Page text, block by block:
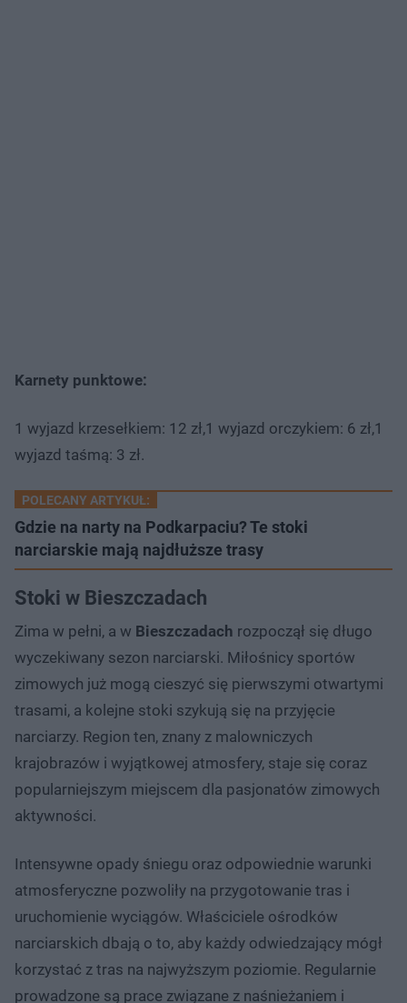
Karnety punktowe:
1 wyjazd krzesełkiem: 12 zł,1 wyjazd orczykiem: 6 zł,1
wyjazd taśmą: 3 zł.
POLECANY ARTYKUŁ:
Gdzie na narty na Podkarpaciu? Te stoki
narciarskie mają najdłuższe trasy
Stoki w Bieszczadach
Zima w pełni, a w Bieszczadach rozpoczął się długo
wyczekiwany sezon narciarski. Miłośnicy sportów
zimowych już mogą cieszyć się pierwszymi otwartymi
trasami, a kolejne stoki szykują się na przyjęcie
narciarzy. Region ten, znany z malowniczych
krajobrazów i wyjątkowej atmosfery, staje się coraz
popularniejszym miejscem dla pasjonatów zimowych
aktywności.
Intensywne opady śniegu oraz odpowiednie warunki
atmosferyczne pozwoliły na przygotowanie tras i
uruchomienie wyciągów. Właściciele ośrodków
narciarskich dbają o to, aby każdy odwiedzający mógł
korzystać z tras na najwyższym poziomie. Regularnie
prowadzone są prace związane z naśnieżaniem i